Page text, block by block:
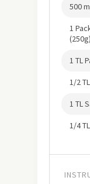
500
1
(250g)
1 TL
1/2
1 TL
1/4